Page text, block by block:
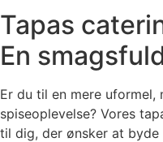
Tapas
En
Er du til en mere uformel,
spiseoplevelse? Vores
til dig, der ønsker at